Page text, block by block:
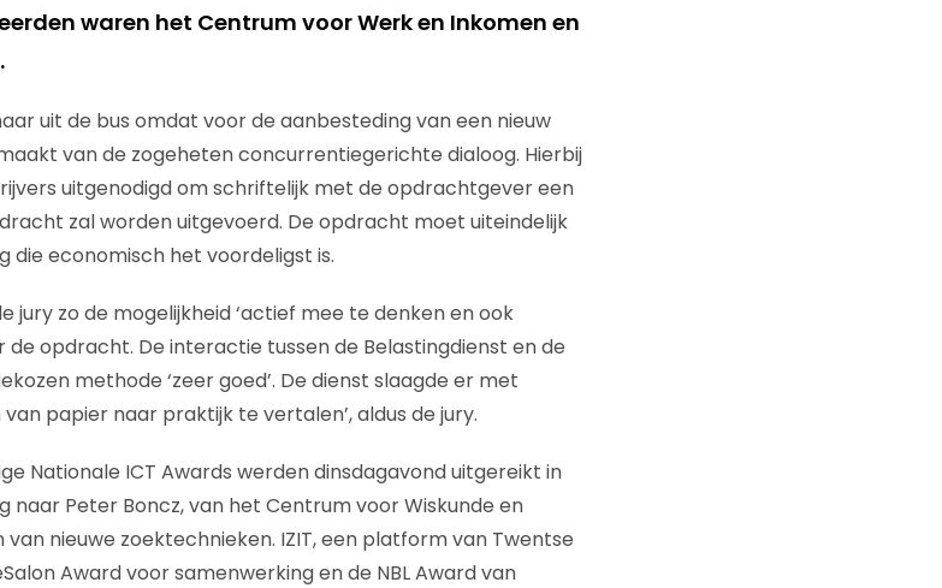
waren het Centrum voor Werk en Inkomen en
uit de bus omdat voor de aanbesteding van een nieuw
van de zogeheten concurrentiegerichte dialoog. Hierbij
uitgenodigd om schriftelijk met de opdrachtgever een
zal worden uitgevoerd. De opdracht moet uiteindelijk
die economisch het voordeligst is.
jury zo de mogelijkheid ‘actief mee te denken en ook
opdracht. De interactie tussen de Belastingdienst en de
methode ‘zeer goed’. De dienst slaagde er met
papier naar praktijk te vertalen’, aldus de jury.
Nationale ICT Awards werden dinsdagavond uitgereikt in
naar Peter Boncz, van het Centrum voor Wiskunde en
nieuwe zoektechnieken. IZIT, een platform van Twentse
Award voor samenwerking en de NBL Award van